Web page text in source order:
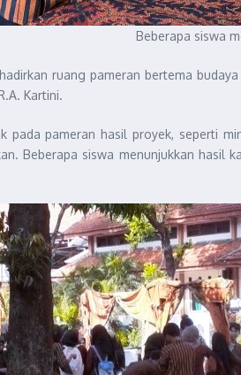
Beberapa siswa
ruang pameran bertema
Kartini.
pada pameran hasil proyek, seperti
Beberapa siswa menunjukkan hasil